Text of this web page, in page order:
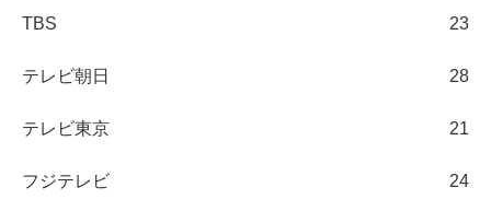
TBS 23
テレビ朝日 28
テレビ東京 21
フジテレビ 24